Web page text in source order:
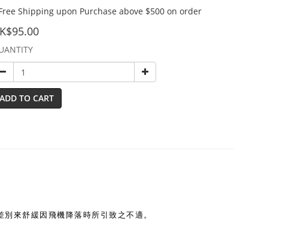
Shipping upon Purchase above $500 on order
ADD TO CART
來舒緩因飛機降落時所引致之不適。